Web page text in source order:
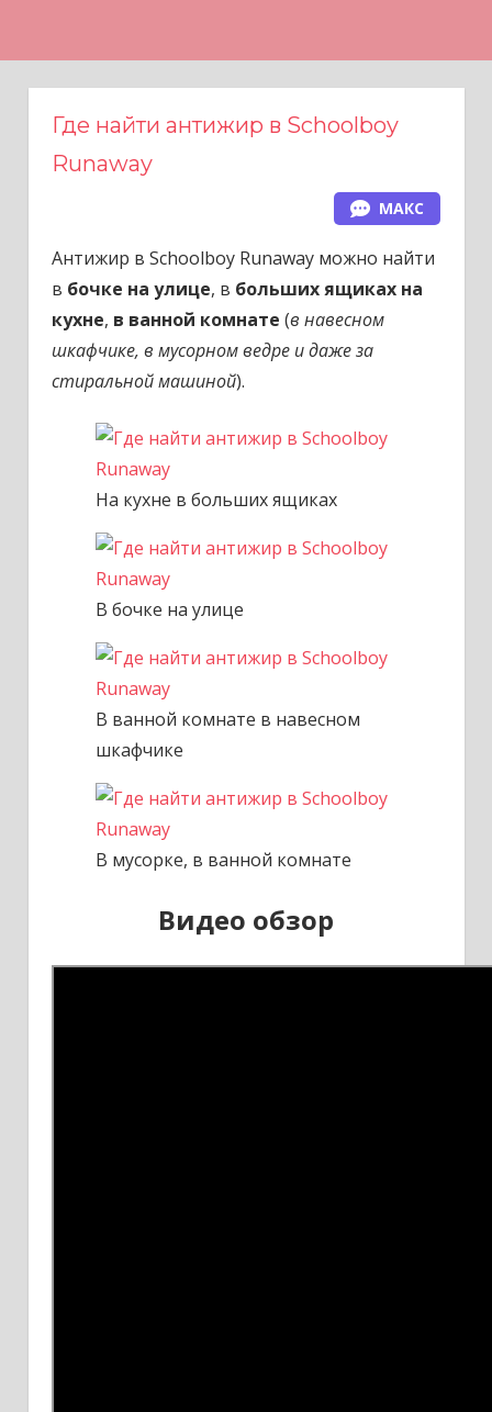
Где найти антижир в Schoolboy
Runaway
МАКС
Антижир в Schoolboy Runaway можно найти
в бочке на улице, в больших ящиках на
кухне, в ванной комнате (в навесном
шкафчике, в мусорном ведре и даже за
стиральной машиной).
На кухне в больших ящиках
В бочке на улице
В ванной комнате в навесном
шкафчике
В мусорке, в ванной комнате
Видео обзор